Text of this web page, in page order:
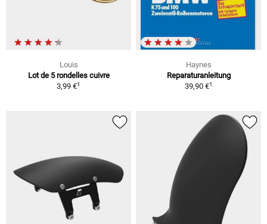
Louis
Lot de 5 rondelles cuivre
3,99 €1
Haynes
Reparaturanleitung
39,90 €1